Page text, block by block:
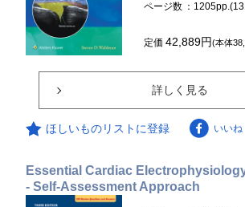
ページ数 ：
定価42,889円(本体
詳しく見る
ほしいものリストに登録 いいね
Essential Cardiac
- Self-Assessment Approach